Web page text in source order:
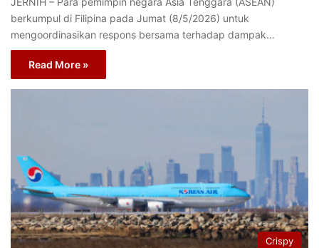
berkumpul di Filipina pada Jumat (8/5/2026) untuk
mengoordinasikan respons bersama terhadap dampak…
Read More »
Crispy